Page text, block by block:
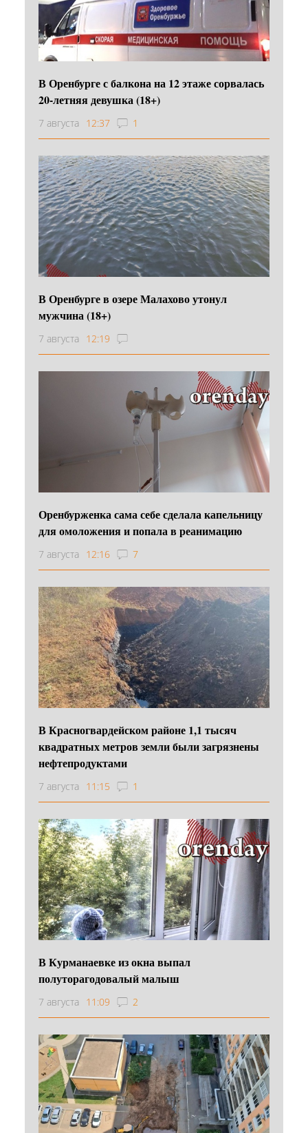
В Оренбурге с балкона на 12 этаже сорвалась
20-летняя девушка (18+)
7 августа 12:37 1
В Оренбурге в озере Малахово утонул
мужчина (18+)
7 августа 12:19
Оренбурженка сама себе сделала капельницу
для омоложения и попала в реанимацию
7 августа 12:16 7
В Красногвардейском районе 1,1 тысяч
квадратных метров земли были загрязнены
нефтепродуктами
7 августа 11:15 1
В Курманаевке из окна выпал
полуторагодовалый малыш
7 августа 11:09 2